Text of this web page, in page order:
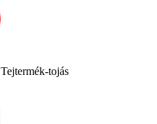
Tejtermék-tojás